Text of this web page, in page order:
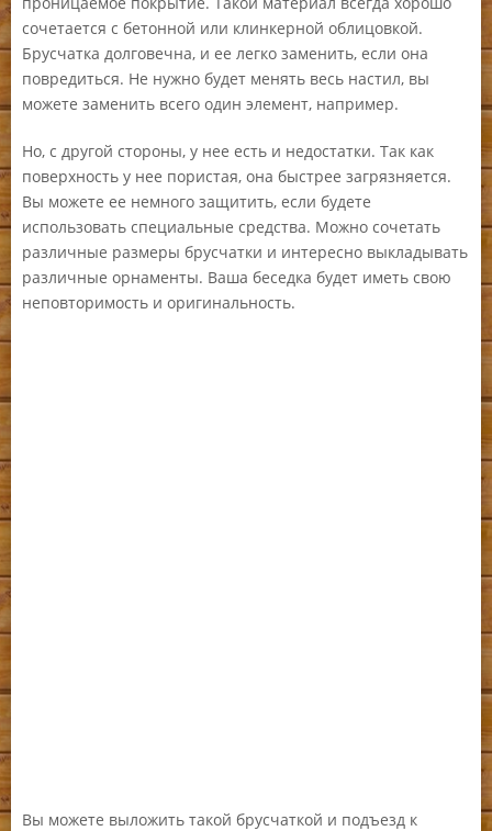
сочетается с бетонной или клинкерной облицовкой.
Брусчатка долговечна, и ее легко заменить, если она
повредиться. Не нужно будет менять весь настил, вы
можете заменить всего один элемент, например.
Но, с другой стороны, у нее есть и недостатки. Так как
поверхность у нее пористая, она быстрее загрязняется.
Вы можете ее немного защитить, если будете
использовать специальные средства. Можно сочетать
различные размеры брусчатки и интересно выкладывать
различные орнаменты. Ваша беседка будет иметь свою
неповторимость и оригинальность.
Вы можете выложить такой брусчаткой и подъезд к